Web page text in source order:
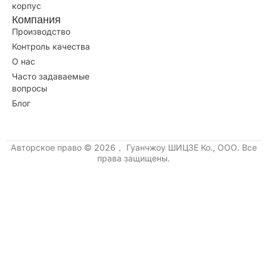
корпус
Компания
Производство
Контроль качества
О нас
Часто задаваемые
вопросы
Блог
Авторское право © 2026， Гуанчжоу ШИЦЗЕ Ко., ООО. Все
права защищены.